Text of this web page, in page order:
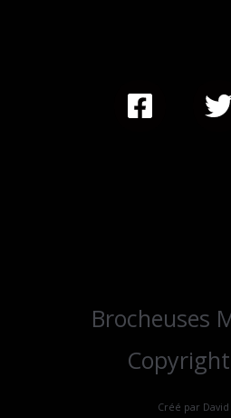
Brocheuses
Créé par